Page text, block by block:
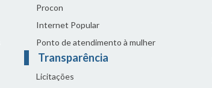
Procon
Internet Popular
Ponto de atendimento à mulher
Transparência
Licitações